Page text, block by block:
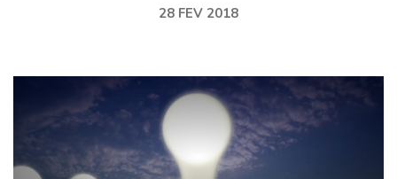
28 FEV 2018